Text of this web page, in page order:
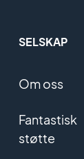
SELSKAP
Om oss
Fantastisk
støtte